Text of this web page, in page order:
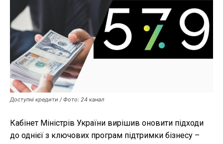
ФОП
Курс валют
Ми в соц. мережах
Доступні кредити / Фото: 24 канал
Кабінет Міністрів України вирішив оновити підходи
до однієї з ключових програм підтримки бізнесу –